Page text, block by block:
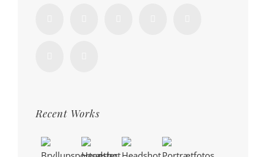
Recent Works